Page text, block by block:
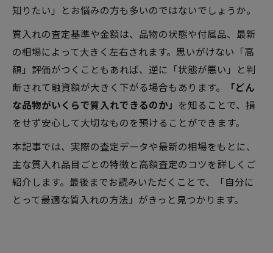
知りたい」とお悩みの方も多いのではないでしょうか。
質入れの査定基準や金額は、品物の状態や付属品、最新
の相場によって大きく左右されます。思いがけない「高
額」評価がつくこともあれば、逆に「状態が悪い」と判
断されて融資額が大きく下がる場合もあります。
「どん
な品物がいくらで質入れできるのか」 を知ることで、損
をせず安心して大切なものを預けることができます。
本記事では、実際の査定データや最新の相場をもとに、
主な質入れ品目ごとの特徴と高額査定のコツを詳しくご
紹介します。最後までお読みいただくことで、「自分に
とって最適な質入れの方法」がきっと見つかります。